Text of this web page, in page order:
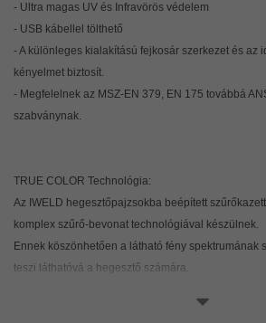
- Ultra magas UV és Infravörös védelem
- USB kábellel tölthető
- A különleges kialakítású fejkosár szerkezet és az
kényelmet biztosít.
- Megfelelnek az MSZ-EN 379, EN 175 továbbá
szabványnak.
TRUE COLOR Technológia:
Az IWELD hegesztőpajzsokba beépített
komplex szűrő-bevonat technológiával készülnek.
Ennek köszönhetően a látható fény spektrumának
teszi láthatóvá a hegesztő számára.